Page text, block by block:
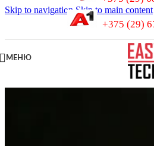
Skip to navigation Skip to main content
+375 (29)
МЕНЮ